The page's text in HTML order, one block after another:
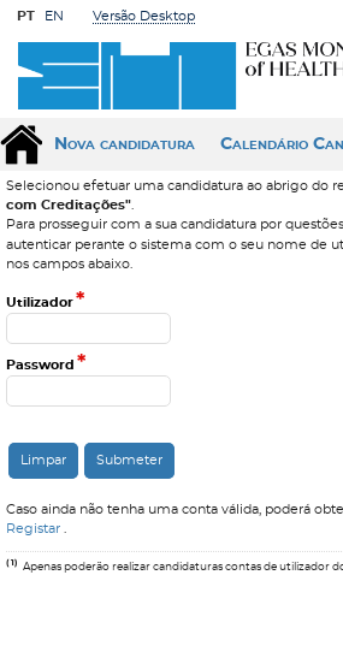
PT EN Versão Desktop
Nova candidatura Calendário
Selecionou efetuar uma candidatura ao abrigo do
com Creditações"
Para prosseguir com a sua candidatura por
autenticar perante o sistema com o seu nome de
nos campos abaixo.
Utilizador*
Password *
Caso ainda não tenha uma conta válida, poderá
Registar
(1) Apenas poderão realizar candidaturas contas de utilizador